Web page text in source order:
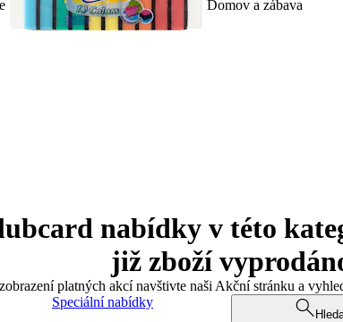
Domov a zábava
nabídky v této
již zboží
platných akcí navštivte naši Akční stránku a
Speciální nabídky